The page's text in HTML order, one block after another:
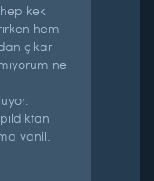
kek
hem
çıkar
ne
vanil.